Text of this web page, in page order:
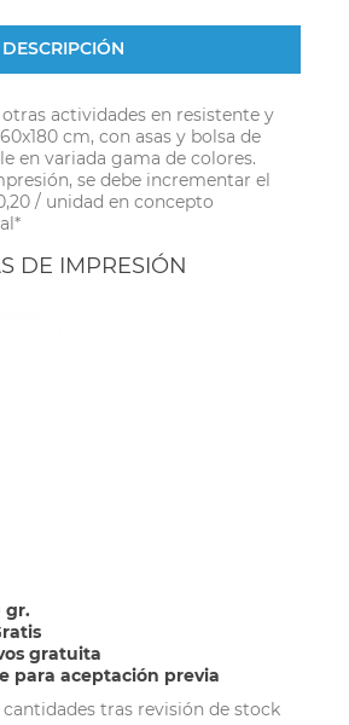
DESCRIPCIÓN
actividades en resistente y
cm, con asas y bolsa de
en variada gama de colores.
se debe incrementar el
/ unidad en concepto
DE IMPRESIÓN
gr.
gratuita
para aceptación previa
tras revisión de stock